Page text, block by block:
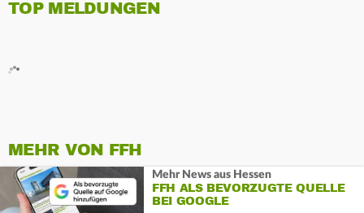
TOP MELDUNGEN
MEHR VON FFH
Mehr News aus Hessen
FFH ALS BEVORZUGTE QUELLE
BEI GOOGLE